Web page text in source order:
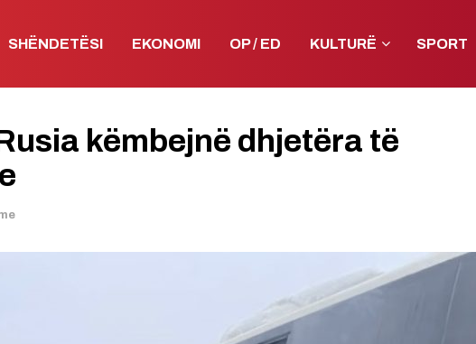
SHËNDETËSI EKONOMI OP / ED KULTURË SPORT
këmbejnë dhjetëra të